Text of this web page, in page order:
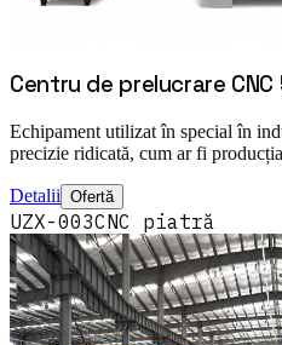
Centru de prelucrare CNC
Echipament utilizat în special în
precizie ridicată, cum ar fi
Detalii Ofertă
UZX-003CNC piatră